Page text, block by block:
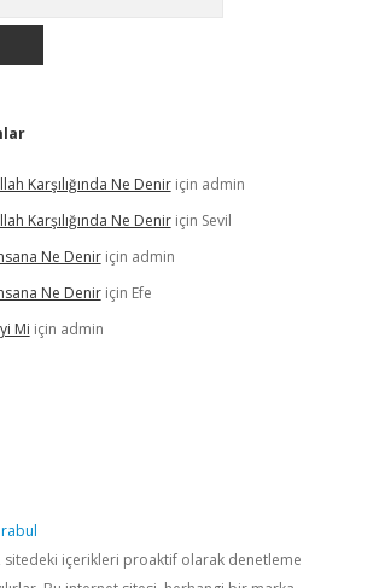
Karşılığında Ne Deniriçin admin
Karşılığında Ne Deniriçin Sevil
Ne Deniriçin admin
Ne Deniriçin Efe
Mi için admin
sitedeki içerikleri proaktif olarak denetleme